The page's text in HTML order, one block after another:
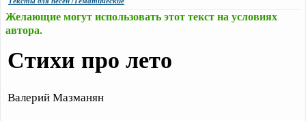
Желающие могут использовать этот текст на условиях
автора.
Стихи про лето
Валерий Мазманян